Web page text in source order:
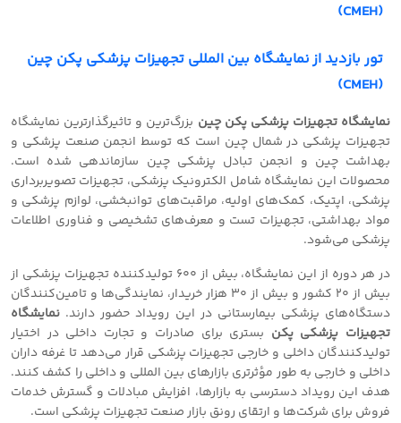
(CMEH)
تور بازدید از نمایشگاه بین المللی تجهیزات پزشکی پکن چین
(CMEH)
نمایشگاه تجهیزات پزشکی پکن چین بزرگ‌ترین و تاثیرگذارترین نمایشگاه
تجهیزات پزشکی در شمال چین است که توسط انجمن صنعت پزشکی و
بهداشت چین و انجمن تبادل پزشکی چین سازماندهی شده است.
محصولات این نمایشگاه شامل الکترونیک پزشکی، تجهیزات تصویربرداری
پزشکی، اپتیک، کمک‌های اولیه، مراقبت‌های توانبخشی، لوازم پزشکی و
مواد بهداشتی، تجهیزات تست و معرف‌های تشخیصی و فناوری اطلاعات
پزشکی می‌شود.
در هر دوره از این نمایشگاه، بیش از ۶۰۰ تولیدکننده تجهیزات پزشکی از
بیش از ۲۰ کشور و بیش از ۳۰ هزار خریدار، نمایندگی‌ها و تامین‌کنندگان
دستگاه‌های پزشکی بیمارستانی در این رویداد حضور دارند. نمایشگاه
تجهیزات پزشکی پکن بستری برای صادرات و تجارت داخلی در اختیار
تولیدکنندگان داخلی و خارجی تجهیزات پزشکی قرار می‌دهد تا غرفه داران
داخلی و خارجی به طور مؤثرتری بازارهای بین المللی و داخلی را کشف کنند.
هدف این رویداد دسترسی به بازارها، افزایش مبادلات و گسترش خدمات
فروش برای شرکت‌ها و ارتقای رونق بازار صنعت تجهیزات پزشکی است.